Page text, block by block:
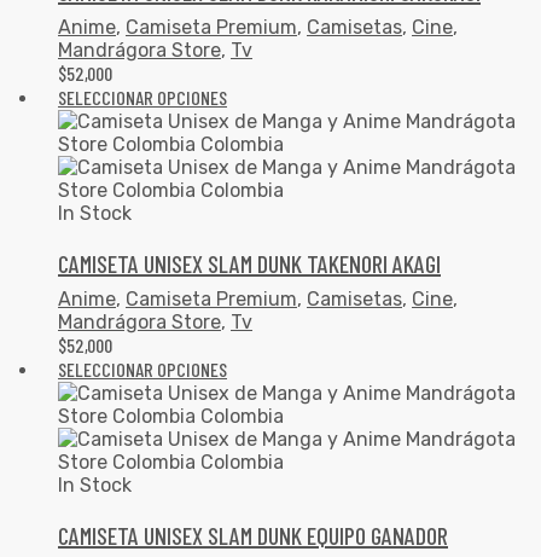
Anime, Camiseta Premium, Camisetas, Cine,
Mandrágora Store, Tv
$52,000
SELECCIONAR OPCIONES
In Stock
CAMISETA UNISEX SLAM DUNK TAKENORI AKAGI
Anime, Camiseta Premium, Camisetas, Cine,
Mandrágora Store, Tv
$52,000
SELECCIONAR OPCIONES
In Stock
CAMISETA UNISEX SLAM DUNK EQUIPO GANADOR